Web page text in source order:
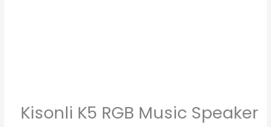
Kisonli K5 RGB Music Speaker